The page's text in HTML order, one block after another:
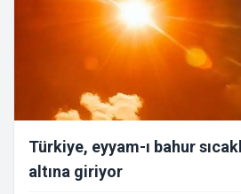
Türkiye, eyyam-ı bahur
altına giriyor